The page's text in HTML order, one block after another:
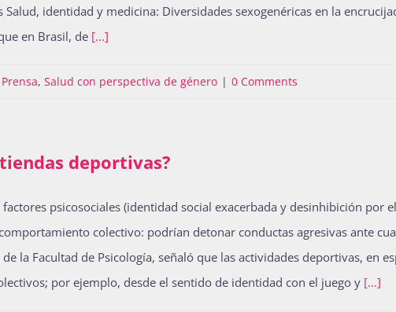
identidad y medicina: Diversidades sexogenéricas en la
en Brasil, de [...]
Prensa, Salud con perspectiva de género | 0 Comments
deportivas?
psicosociales (identidad social exacerbada y desinhibición por
colectivo: podrían detonar conductas agresivas ante
la Facultad de Psicología, señaló que las actividades deportivas, en
por ejemplo, desde el sentido de identidad con el juego y [...]